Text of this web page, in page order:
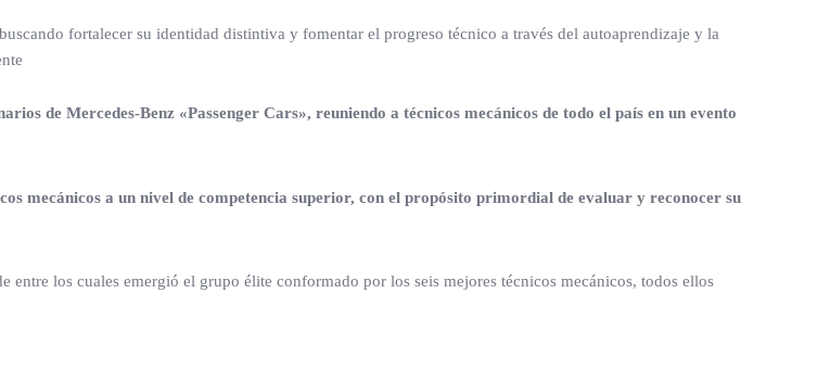
fortalecer su identidad distintiva y fomentar el progreso técnico a través del autoaprendizaje y la
de Mercedes-Benz «Passenger Cars», reuniendo a técnicos mecánicos de todo el país en un evento
mecánicos a un nivel de competencia superior, con el propósito primordial de evaluar y reconocer su
los cuales emergió el grupo élite conformado por los seis mejores técnicos mecánicos, todos ellos